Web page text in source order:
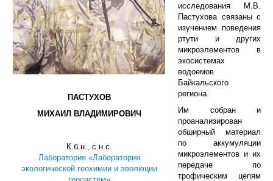
ПАСТУХОВ
МИХАИЛ ВЛАДИМИРОВИЧ
К.б.н., c.н.с.
Лаборатория «Лаборатория
экологической геохимии и эволюции
исследования М.В.
Пастухова связаны с
изучением поведения
ртути и других
микроэлементов в
экосистемах
водоемов
Байкальского
региона.
Им собран и
проанализирован
обширный материал
по аккумуляции
микроэлементов и их
передаче по
трофическим цепям